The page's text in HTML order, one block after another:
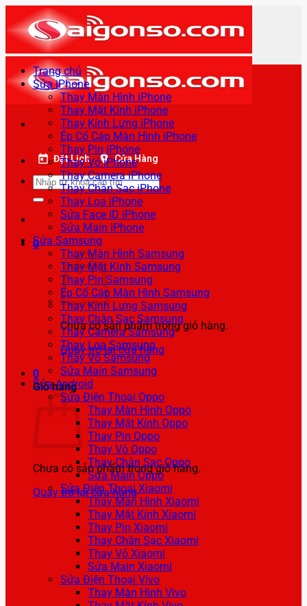
qua
nội
dung
Đặt Lịch Cửa Hàng
Tìm
kiếm:
0
Chưa có sản phẩm trong giỏ hàng.
Quay trở lại cửa hàng
0
Giỏ hàng
Chưa có sản phẩm trong giỏ hàng.
Quay trở lại cửa hàng
Trang chủ
Sửa iPhone
Thay Màn Hình iPhone
Thay Mặt Kính iPhone
Thay Kính Lưng iPhone
Ép Cổ Cáp Màn Hình iPhone
Thay Pin iPhone
Thay Vỏ iPhone
Thay Camera iPhone
Thay Chân Sạc iPhone
Thay Loa iPhone
Sửa Face ID iPhone
Sửa Main iPhone
Sửa Samsung
Thay Màn Hình Samsung
Thay Mặt Kính Samsung
Thay Pin Samsung
Ép Cổ Cáp Màn Hình Samsung
Thay Kính Lưng Samsung
Thay Chân Sạc Samsung
Thay Camera Samsung
Thay Loa Samsung
Thay Vỏ Samsung
Sửa Main Samsung
Sửa Android
Sửa Điện Thoại Oppo
Thay Màn Hình Oppo
Thay Mặt Kính Oppo
Thay Pin Oppo
Thay Vỏ Oppo
Thay Chân Sạc Oppo
Sửa Main Oppo
Sửa Điện Thoại Xiaomi
Thay Màn Hình Xiaomi
Thay Mặt Kính Xiaomi
Thay Pin Xiaomi
Thay Chân Sạc Xiaomi
Thay Vỏ Xiaomi
Sửa Main Xiaomi
Sửa Điện Thoại Vivo
Thay Màn Hình Vivo